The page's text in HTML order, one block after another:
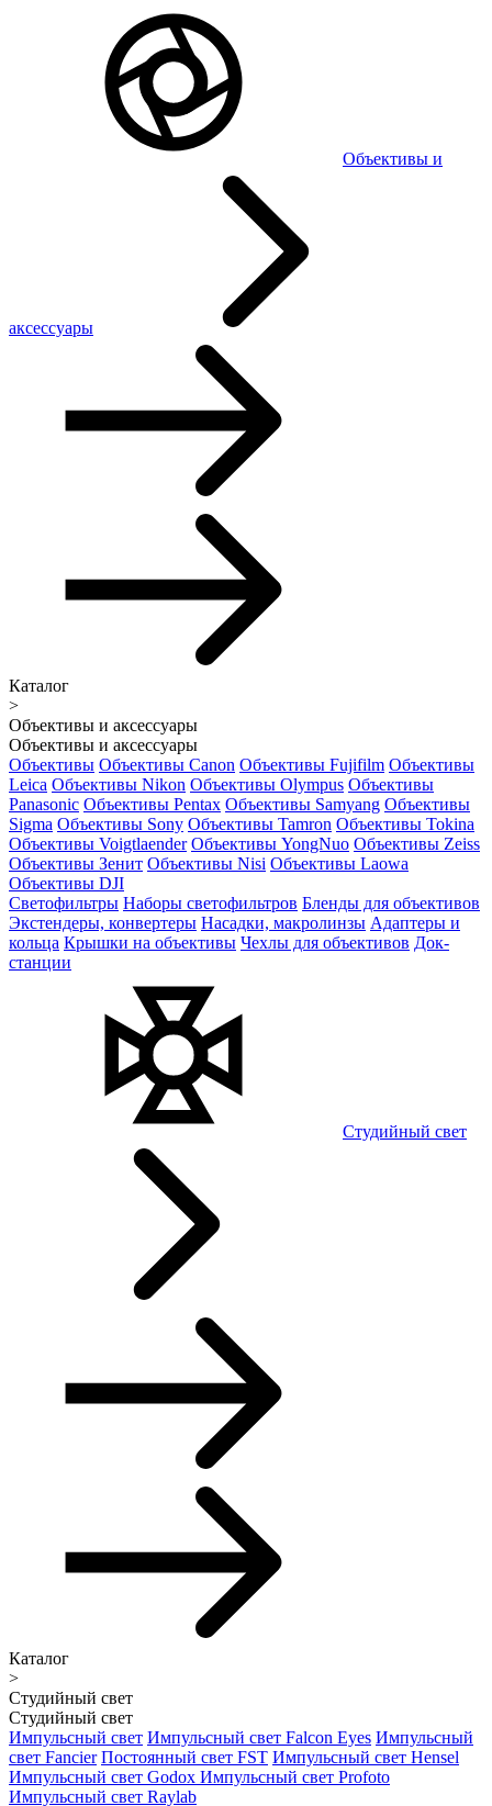
Объективы и
аксессуары
Каталог
>
Объективы и аксессуары
Объективы и аксессуары
Объективы Объективы Canon Объективы Fujifilm Объективы
Leica Объективы Nikon Объективы Olympus Объективы
Panasonic Объективы Pentax Объективы Samyang Объективы
Sigma Объективы Sony Объективы Tamron Объективы Tokina
Объективы Voigtlaender Объективы YongNuo Объективы Zeiss
Объективы Зенит Объективы Nisi Объективы Laowa
Объективы DJI
Светофильтры Наборы светофильтров Бленды для объективов
Экстендеры, конвертеры Насадки, макролинзы Адаптеры и
кольца Крышки на объективы Чехлы для объективов Док-
станции
Студийный свет
Каталог
>
Студийный свет
Студийный свет
Импульсный свет Импульсный свет Falcon Eyes Импульсный
свет Fancier Постоянный свет FST Импульсный свет Hensel
Импульсный свет Godox Импульсный свет Profoto
Импульсный свет Raylab